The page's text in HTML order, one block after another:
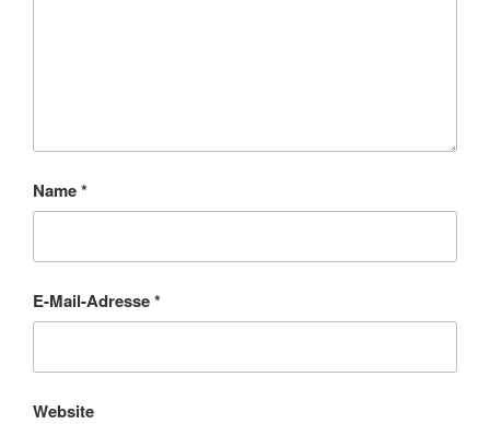
Name*
E-Mail-Adresse*
Website